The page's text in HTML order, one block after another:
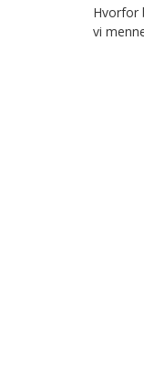
Hvorfor
vi